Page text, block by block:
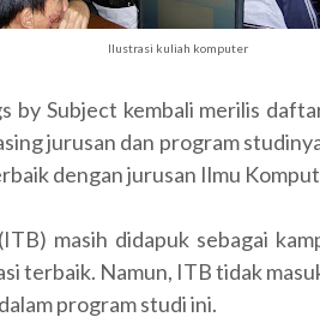
Ilustrasi kuliah komputer
by Subject kembali merilis
jurusan dan program
dengan jurusan Ilmu
masih didapuk sebagai
terbaik. Namun, ITB tidak
program studi ini.